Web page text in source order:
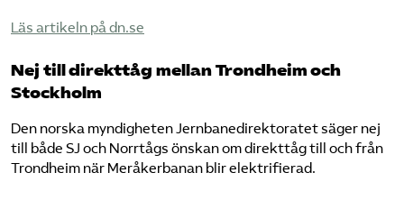
Läs artikeln på dn.se
Nej till direkttåg mellan Trondheim och
Stockholm
Den norska myndigheten Jernbanedirektoratet säger nej
till både SJ och Norrtågs önskan om direkttåg till och från
Trondheim när Meråkerbanan blir elektrifierad.